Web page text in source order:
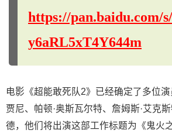
https://pan.baidu.com/
y6aRL5xT4Y644m
电影《超能敢死队2》已经确定了多位
贾尼、帕顿·奥斯瓦尔特、詹姆斯·艾克
德，他们将出演这部工作标题为《鬼火